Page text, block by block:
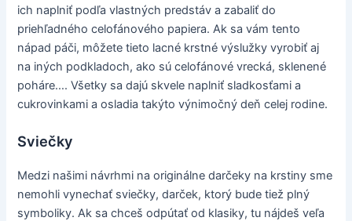
ich naplniť podľa vlastných predstáv a zabaliť do
priehľadného celofánového papiera. Ak sa vám tento
nápad páči, môžete tieto lacné krstné výslužky vyrobiť aj
na iných podkladoch, ako sú celofánové vrecká, sklenené
poháre…. Všetky sa dajú skvele naplniť sladkosťami a
cukrovinkami a osladia takýto výnimočný deň celej rodine.
Sviečky
Medzi našimi návrhmi na originálne darčeky na krstiny sme
nemohli vynechať sviečky, darček, ktorý bude tiež plný
symboliky. Ak sa chceš odpútať od klasiky, tu nájdeš veľa